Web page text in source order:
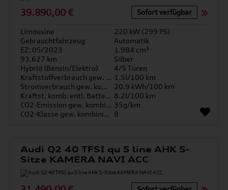
39.890,00 € Sofort verfügbar
Limousine
220 kW (299 PS)
Gebrauchtfahrzeug
Automatik
EZ: 05/2023
1.984 cm³
93.627 km
Silber
Hybrid (Benzin/Elektro)
4/5 Türen
Kraftstoffverbrauch gew. kombiniert 1.5l/100 km
Stromverbrauch gew. kombiniert
20.9 kWh/100 km
Kraftst. komb. entl. Batterie 8.2l/100 km
CO2-Emission gew. kombiniert 35g/km
CO2-Klasse gew. kombiniert B
Audi Q2 40 TFSI qu S line AHK S-
Sitze KAMERA NAVI ACC